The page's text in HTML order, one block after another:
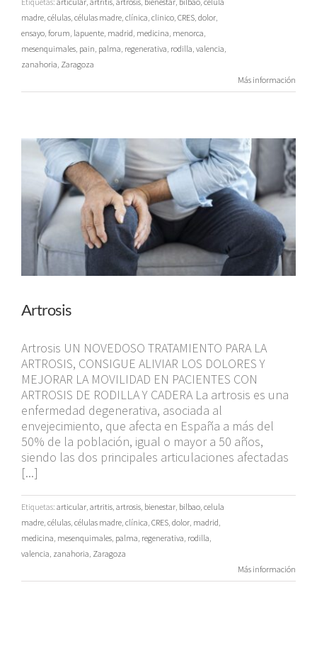
madre, células, células madre, clínica, clinico, CRES, dolor,
ensayo, forum, lapuente, madrid, medicina, menorca,
mesenquimales, pain, palma, regenerativa, rodilla, valencia,
zanahoria, Zaragoza
Más información
Artrosis
Artrosis UN NOVEDOSO TRATAMIENTO PARA LA
ARTROSIS, CONSIGUE ALIVIAR LOS DOLORES Y
MEJORAR LA MOVILIDAD EN PACIENTES CON
ARTROSIS DE RODILLA Y CADERA La artrosis es una
enfermedad degenerativa, asociada al
envejecimiento, que afecta en España a más del
50% de la población, igual o mayor a 50 años,
siendo las dos principales articulaciones afectadas
[...]
Etiquetas: articular, artritis, artrosis, bienestar, bilbao, celula
madre, células, células madre, clínica, CRES, dolor, madrid,
medicina, mesenquimales, palma, regenerativa, rodilla,
valencia, zanahoria, Zaragoza
Más información